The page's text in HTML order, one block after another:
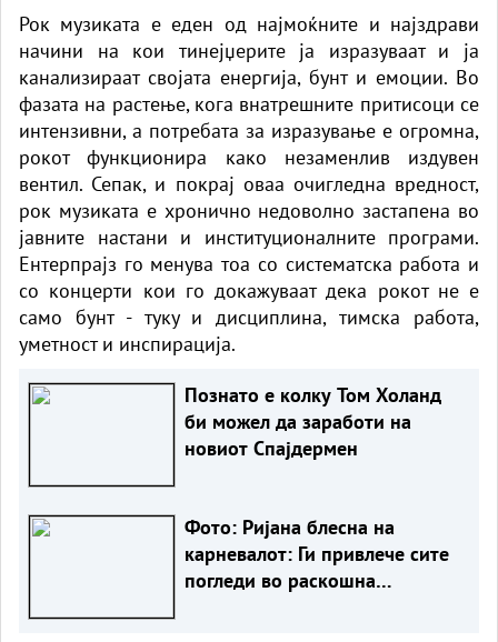
Рок музиката е еден од најмоќните и најздрави
начини на кои тинејџерите ја изразуваат и ја
канализираат својата енергија, бунт и емоции. Во
фазата на растење, кога внатрешните притисоци се
интензивни, а потребата за изразување е огромна,
рокот функционира како незаменлив издувен
вентил. Сепак, и покрај оваа очигледна вредност,
рок музиката е хронично недоволно застапена во
јавните настани и институционалните програми.
Ентерпрајз го менува тоа со систематска работа и
со концерти кои го докажуваат дека рокот не е
само бунт - туку и дисциплина, тимска работа,
уметност и инспирација.
Познато е колку Том Холанд
би можел да заработи на
новиот Спајдермен
Фото: Ријана блесна на
карневалот: Ги привлече сите
погледи во раскошна